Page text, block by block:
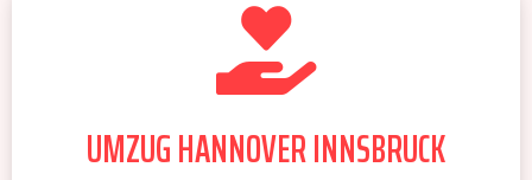
UMZUG HANNOVER INNSBRUCK